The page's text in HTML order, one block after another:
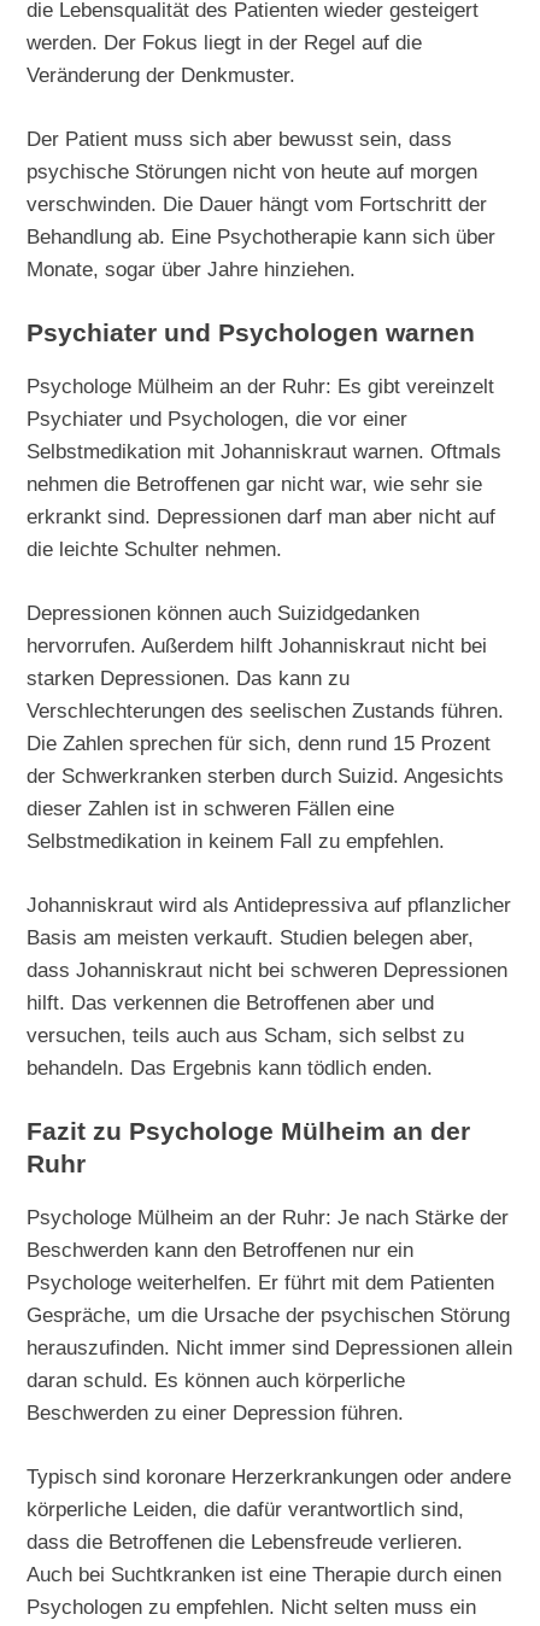
die Lebensqualität des Patienten wieder gesteigert
werden. Der Fokus liegt in der Regel auf die
Veränderung der Denkmuster.
Der Patient muss sich aber bewusst sein, dass
psychische Störungen nicht von heute auf morgen
verschwinden. Die Dauer hängt vom Fortschritt der
Behandlung ab. Eine Psychotherapie kann sich über
Monate, sogar über Jahre hinziehen.
Psychiater und Psychologen warnen
Psychologe Mülheim an der Ruhr: Es gibt vereinzelt
Psychiater und Psychologen, die vor einer
Selbstmedikation mit Johanniskraut warnen. Oftmals
nehmen die Betroffenen gar nicht war, wie sehr sie
erkrankt sind. Depressionen darf man aber nicht auf
die leichte Schulter nehmen.
Depressionen können auch Suizidgedanken
hervorrufen. Außerdem hilft Johanniskraut nicht bei
starken Depressionen. Das kann zu
Verschlechterungen des seelischen Zustands führen.
Die Zahlen sprechen für sich, denn rund 15 Prozent
der Schwerkranken sterben durch Suizid. Angesichts
dieser Zahlen ist in schweren Fällen eine
Selbstmedikation in keinem Fall zu empfehlen.
Johanniskraut wird als Antidepressiva auf pflanzlicher
Basis am meisten verkauft. Studien belegen aber,
dass Johanniskraut nicht bei schweren Depressionen
hilft. Das verkennen die Betroffenen aber und
versuchen, teils auch aus Scham, sich selbst zu
behandeln. Das Ergebnis kann tödlich enden.
Fazit zu Psychologe Mülheim an der
Ruhr
Psychologe Mülheim an der Ruhr: Je nach Stärke der
Beschwerden kann den Betroffenen nur ein
Psychologe weiterhelfen. Er führt mit dem Patienten
Gespräche, um die Ursache der psychischen Störung
herauszufinden. Nicht immer sind Depressionen allein
daran schuld. Es können auch körperliche
Beschwerden zu einer Depression führen.
Typisch sind koronare Herzerkrankungen oder andere
körperliche Leiden, die dafür verantwortlich sind,
dass die Betroffenen die Lebensfreude verlieren.
Auch bei Suchtkranken ist eine Therapie durch einen
Psychologen zu empfehlen. Nicht selten muss ein